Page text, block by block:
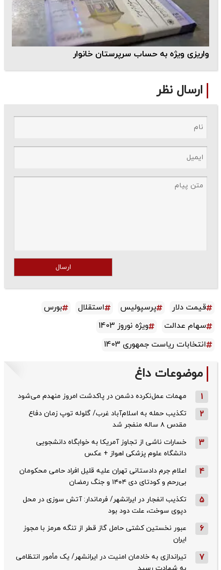
واریزی ویژه به حساب سرپرستان خانوار
ارسال نظر
ارسال
قیمت دلار پرسپولیس استقلال
بورس
سهام عدالت
ویژه نوروز 1403
انتخابات ریاست جمهوری 1403
موضوعات داغ
1 مهمات عمل‌نکرده دشمن در پاکدشت امروز منهدم می‌شود
2
تکذیب حمله به اسلام‌آباد غرب/ گلوله توپ زمان دفاع
مقدس ۸ ساله منفجر شد
3
خسارات ناشی از تجاوز آمریکا به خوابگاه دانشجویی
دانشگاه علوم پزشکی اهواز + عکس
4
اعلام جرم دادستانی تهران علیه قلیل افراد حامی محکومان
بی‌رحم و کودتای دی‌ ۱۴۰۴ و جنگ رمضان
5
تکذیب ‌انفجار در ایرانشهر/ فرماندار: آتش سوزی در محل
دپوی سوخت، علت دود بود
6
عبور نخستین کشتی حامل گاز قطر از تنگه هرمز با مجوز
ایران
7
تیراندازی به خادمان امنیت در ایرانشهر/ یک مأمور انتظامی